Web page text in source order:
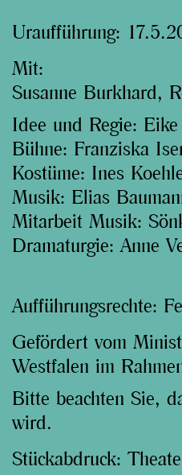
b
l
e
n
d
e
n
Uraufführung:
Mit:
Susanne Burkhard,
Idee und Regie:
Bühne: Franziska
Kostüme: Ines
Musik: Elias
Mitarbeit Musik:
Dramaturgie: Anne
Aufführungsrechte:
Gefördert vom
Westfalen im
Bitte beachten Sie,
wird.
Stückabdruck: